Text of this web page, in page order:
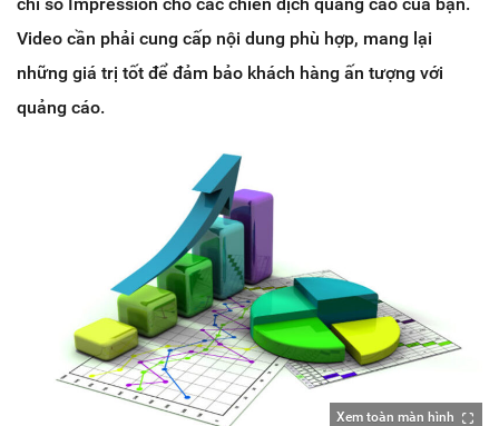
Video cần phải cung cấp nội dung phù hợp, mang lại
những giá trị tốt để đảm bảo khách hàng ấn tượng với
quảng cáo.
Xem toàn màn hình